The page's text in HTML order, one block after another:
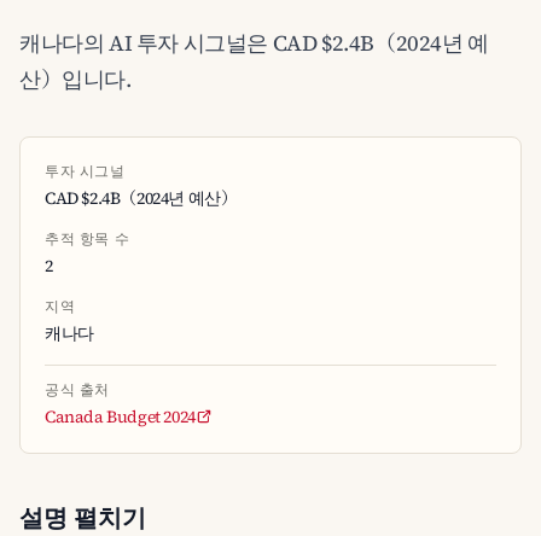
캐나다의 AI 투자 시그널은 CAD $2.4B（2024년 예
산）입니다.
투자 시그널
CAD $2.4B（2024년 예산）
추적 항목 수
2
지역
캐나다
공식 출처
Canada Budget 2024
설명 펼치기